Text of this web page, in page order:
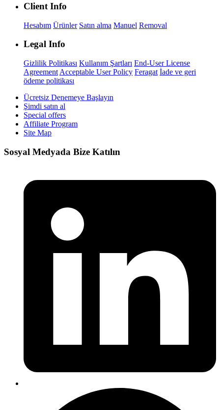
Client Info
Hesabım Ürünler Satın alma Manuel Removal
Legal Info
Gizlilik Politikası Kullanım Şartları End-User License
Agreement Acceptable User Policy Feragat İade ve geri
ödeme politikası
Ücretsiz Denemeye Başlayın
Şimdi satın al
Special offers
Affiliate Program
Site Map
Sosyal Medyada Bize Katılın